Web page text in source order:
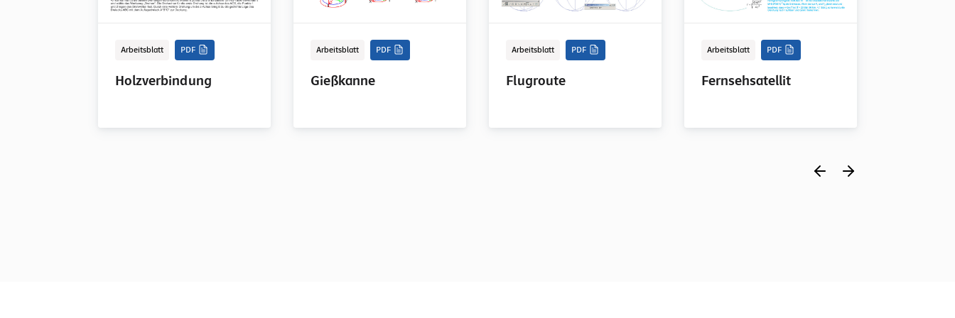
Arbeitsblatt PDF
Holzverbindung
Arbeitsblatt PDF
Gießkanne
Arbeitsblatt PDF
Flugroute
Arbeitsblatt PDF
Fernsehsatellit